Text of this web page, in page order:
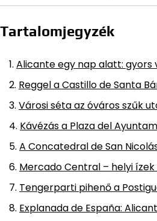
Tartalomjegyzék
Alicante egy nap alatt: gyors
Reggel a Castillo de Santa
Városi séta az óváros szűk
Kávézás a Plaza del
A Concatedral de San
Mercado Central – helyi
Tengerparti pihenő a
Explanada de España: